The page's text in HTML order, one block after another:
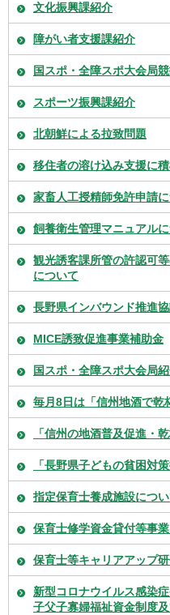
文化振興課紹介
障がい者支援課紹介
国スポ・全障スポ大会局
スポーツ振興課紹介
北朝鮮による拉致問題
移住者の溶け込み支援に
家畜人工授精師免許申請
飼養衛生管理マニュアル
観光誘客課所管の許認可
について
長野県インバウンド推進
MICE誘致促進事業補助金
国スポ・全障スポ大会局
毎月8日は「信州地酒で乾
「信州の地酒普及促進・
「長野県子どもの貧困対
指定保育士養成施設につ
保育士修学資金貸付等事
保育士等キャリアアップ
新型コロナウイルス感染
子父子寡婦福祉資金制度